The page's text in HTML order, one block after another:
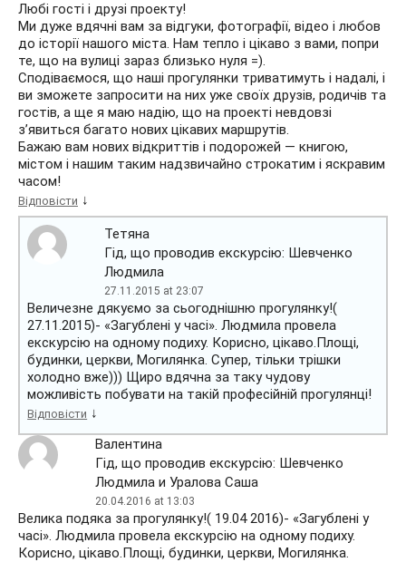
Любі гості і друзі проекту!
Ми дуже вдячні вам за відгуки, фотографії, відео і любов
до історії нашого міста. Нам тепло і цікаво з вами, попри
те, що на вулиці зараз близько нуля =).
Сподіваємося, що наші прогулянки триватимуть і надалі, і
ви зможете запросити на них уже своїх друзів, родичів та
гостів, а ще я маю надію, що на проекті невдовзі
з’явиться багато нових цікавих маршрутів.
Бажаю вам нових відкриттів і подорожей — книгою,
містом і нашим таким надзвичайно строкатим і яскравим
часом!
Відповісти ↓
Тетяна
Гід, що проводив екскурсію: Шевченко
Людмила
27.11.2015 at 23:07
Величезне дякуємо за сьогоднішню прогулянку!(
27.11.2015)- «Загублені у часі». Людмила провела
екскурсію на одному подиху. Корисно, цікаво.Площі,
будинки, церкви, Могилянка. Супер, тільки трішки
холодно вже))) Щиро вдячна за таку чудову
можливість побувати на такій професійній прогулянці!
Відповісти ↓
Валентина
Гід, що проводив екскурсію: Шевченко
Людмила и Уралова Саша
20.04.2016 at 13:03
Велика подяка за прогулянку!( 19.04 2016)- «Загублені у
часі». Людмила провела екскурсію на одному подиху.
Корисно, цікаво.Площі, будинки, церкви, Могилянка.